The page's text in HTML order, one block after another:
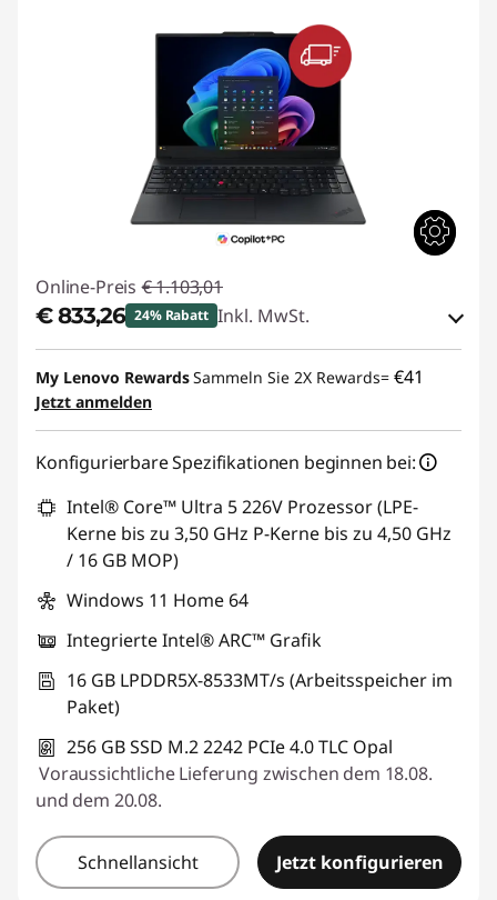
Online-Preis € 1.103,01
€ 833,26 24% Rabatt Inkl. MwSt.
eCoupon-Rabatt :-€ 269,75
eCoupon :THINKDEAL
My Lenovo RewardsSammeln Sie 2X Rewards= €41
Jetzt anmelden
Konfigurierbare Spezifikationen beginnen bei:
Intel® Core™ Ultra 5 226V Prozessor (LPE-
Kerne bis zu 3,50 GHz P-Kerne bis zu 4,50 GHz
/ 16 GB MOP)
Windows 11 Home 64
Integrierte Intel® ARC™ Grafik
16 GB LPDDR5X-8533MT/s (Arbeitsspeicher im
Paket)
256 GB SSD M.2 2242 PCIe 4.0 TLC Opal
Voraussichtliche Lieferung zwischen dem 18.08.
und dem 20.08.
Schnellansicht Jetzt konfigurieren